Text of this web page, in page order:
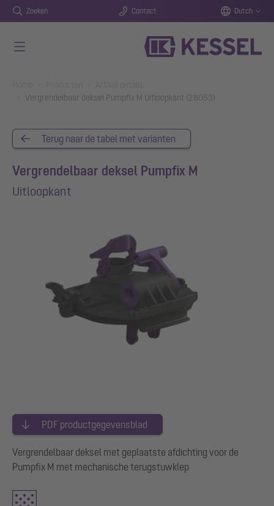
Zoeken Contact Dutch
Vergrendelbaar deksel Pumpfix M Uitloopkant (28053)
Terug naar de tabel met varianten
Vergrendelbaar deksel Pumpfix M
Uitloopkant
PDF productgegevensblad
Vergrendelbaar deksel met geplaatste afdichting voor de
Pumpfix M met mechanische terugstuwklep